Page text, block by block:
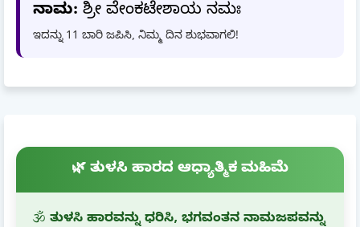
ನಾಮ: ಶ್ರೀ ವೇಂಕಟೇಶಾಯ ನಮಃ
ಇದನ್ನು 11 ಬಾರಿ ಜಪಿಸಿ, ನಿಮ್ಮ ದಿನ ಶುಭವಾಗಲಿ!
🌿 ತುಳಸಿ ಹಾರದ ಆಧ್ಯಾತ್ಮಿಕ ಮಹಿಮೆ
🕉️ ತುಳಸಿ ಹಾರವನ್ನು ಧರಿಸಿ, ಭಗವಂತನ ನಾಮಜಪವನ್ನು